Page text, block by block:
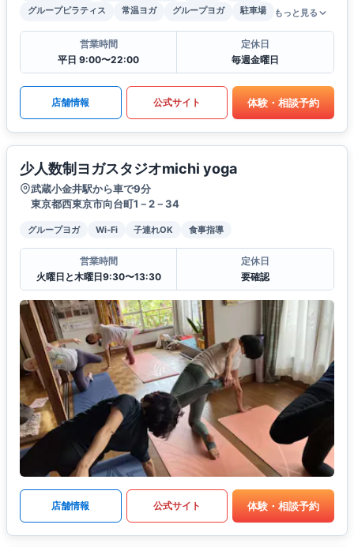
グループピラティス
常温ヨガ グループヨガ 駐車場 もっと見る
営業時間
平日 9:00〜22:00
定休日
毎週金曜日
店舗情報 公式サイト 体験・相談予約
少人数制ヨガスタジオmichi yoga
武蔵小金井駅から車で9分
東京都西東京市向台町1－2－34
グループヨガ Wi-Fi 子連れOK 食事指導
営業時間
火曜日と木曜日9:30〜13:30
定休日
要確認
店舗情報 公式サイト 体験・相談予約